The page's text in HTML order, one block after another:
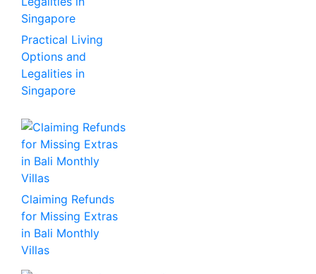
Practical Living
Options and
Legalities in
Singapore
Claiming Refunds
for Missing Extras
in Bali Monthly
Villas